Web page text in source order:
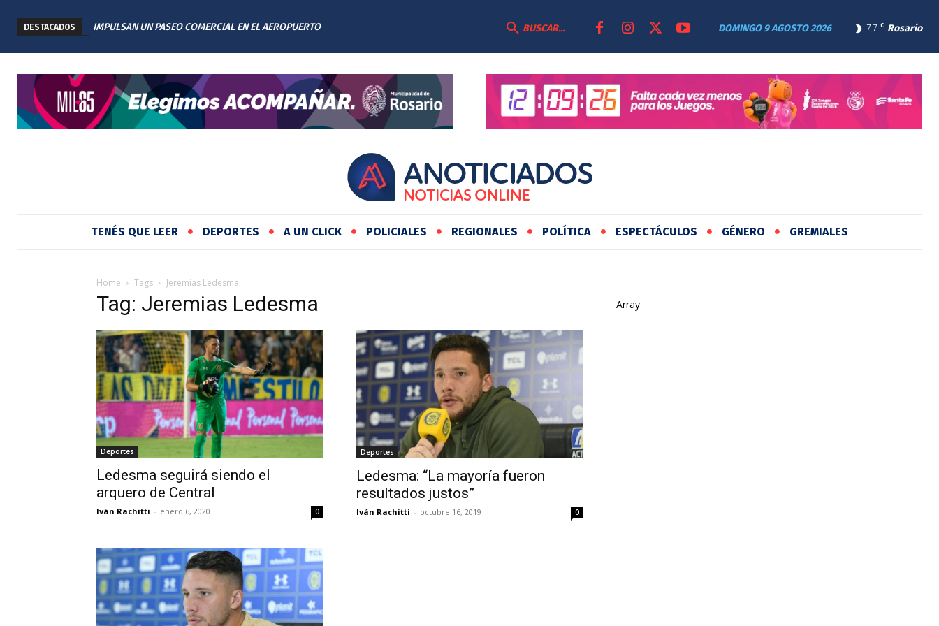
DESTACADOS
IMPULSAN UN PASEO COMERCIAL EN EL AEROPUERTO
7.7 C Rosario
DOMINGO 9 AGOSTO 2026
BUSCAR...
TENÉS QUE LEER DEPORTES A UN CLICK POLICIALES REGIONALES POLÍTICA ESPECTÁCULOS GÉNERO GREMIALES
Home Tags Jeremias Ledesma
Tag: Jeremias Ledesma
Deportes
Ledesma seguirá siendo el
arquero de Central
Iván Rachitti - enero 6, 2020 0
Deportes
Ledesma: “La mayoría fueron
resultados justos”
Iván Rachitti - octubre 16, 2019 0
Array